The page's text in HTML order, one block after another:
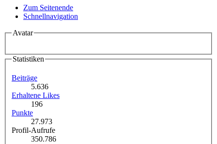
Zum Seitenende
Schnellnavigation
Avatar
Statistiken
Beiträge
5.636
Erhaltene Likes
196
Punkte
27.973
Profil-Aufrufe
350.786